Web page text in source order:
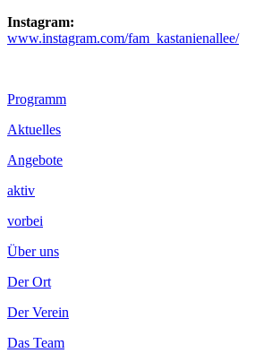
Instagram:
www.instagram.com/fam_kastanienallee/
Footer
Inhalt
Programm
Aktuelles
Angebote
aktiv
vorbei
Über uns
Der Ort
Der Verein
Das Team